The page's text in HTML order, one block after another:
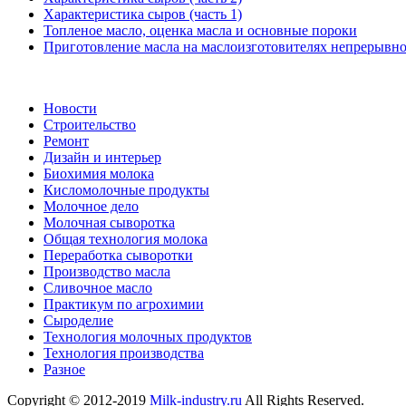
Характеристика сыров (часть 1)
Топленое масло, оценка масла и основные пороки
Приготовление масла на маслоизготовителях
Новости
Строительство
Ремонт
Дизайн и интерьер
Биохимия молока
Кисломолочные продукты
Молочное дело
Молочная сыворотка
Общая технология молока
Переработка сыворотки
Производство масла
Сливочное масло
Практикум по агрохимии
Сыроделие
Технология молочных продуктов
Технология производства
Разное
Copyright © 2012-2019 Milk-industry.ru All Rights Reserved.